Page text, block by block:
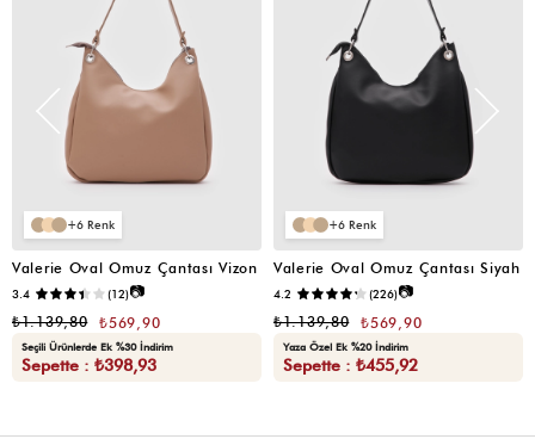
6
Valerie Oval Omuz Çantası Vizon
3.4 (12)📷
₺569,90
₺1.139,80
Seçili Ürünlerde Ek %30 İndirim
Sepette : ₺398,93
6
Valerie Oval Omuz Çantası Siyah
4.2 (226)📷
₺569,90
₺1.139,80
Yaza Özel Ek %20 İndirim
Sepette : ₺455,92